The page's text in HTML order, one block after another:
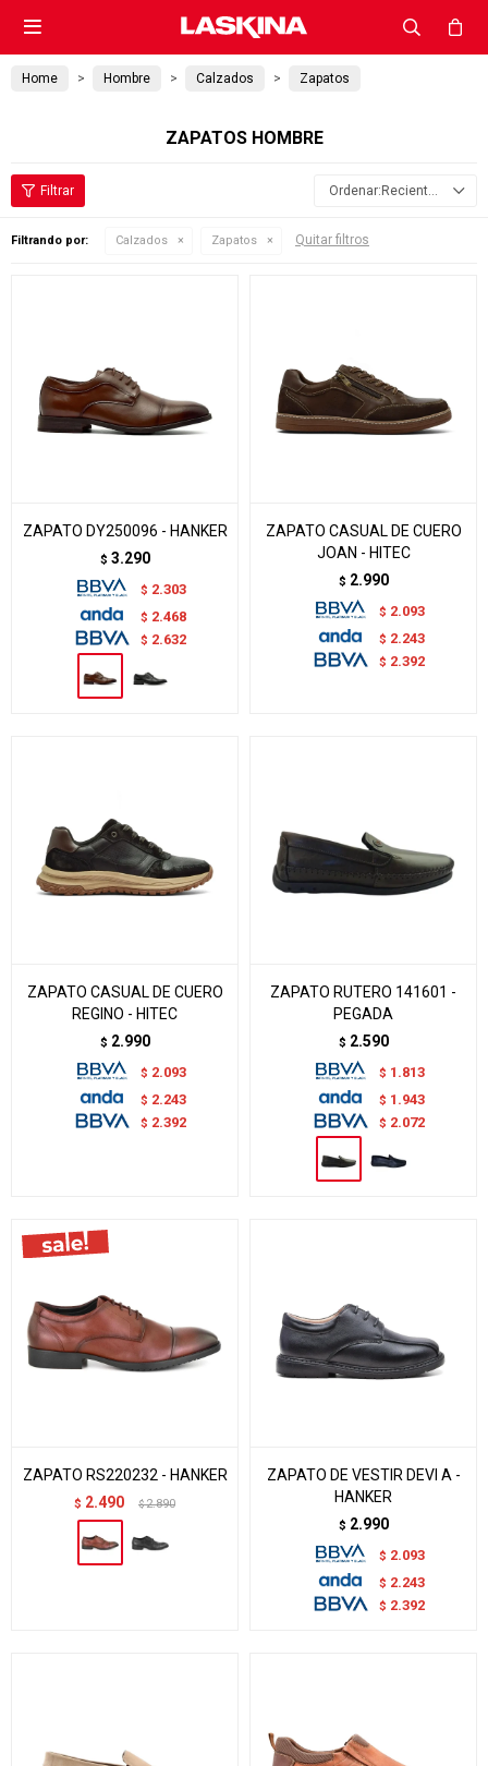

Home Hombre Calzados Zapatos
ZAPATOS HOMBRE
Recientes
Filtrando por: Calzados Zapatos Quitar filtros
ZAPATO DY250096 - HANKER
$ 3.290
$ 2.303
$ 2.468
$ 2.632
ZAPATO CASUAL DE CUERO
JOAN - HITEC
$ 2.990
$ 2.093
$ 2.243
$ 2.392
ZAPATO CASUAL DE CUERO
REGINO - HITEC
$ 2.990
$ 2.093
$ 2.243
$ 2.392
ZAPATO RUTERO 141601 -
PEGADA
$ 2.590
$ 1.813
$ 1.943
$ 2.072
ZAPATO RS220232 - HANKER
$ 2.490 $ 2.890
ZAPATO DE VESTIR DEVI A -
HANKER
$ 2.990
$ 2.093
$ 2.243
$ 2.392